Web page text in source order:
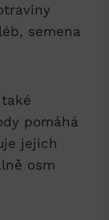
semena
⁣pomáhá
jejich
osm‌